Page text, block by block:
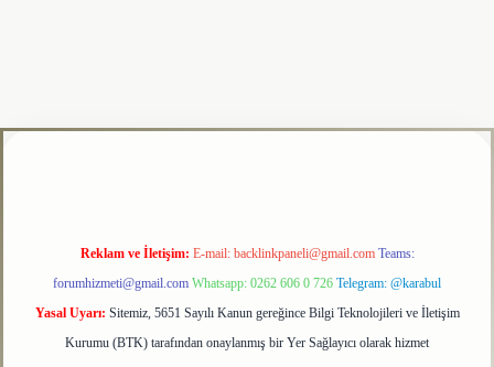
Reklam ve İletişim: E-mail: backlinkpaneli@gmail.com Teams:
forumhizmeti@gmail.com Whatsapp: 0262 606 0 726 Telegram: @karabul
Yasal Uyarı: Sitemiz, 5651 Sayılı Kanun gereğince Bilgi Teknolojileri ve İletişim
Kurumu (BTK) tarafından onaylanmış bir Yer Sağlayıcı olarak hizmet